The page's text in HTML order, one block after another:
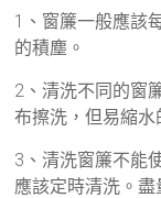
1、窗簾一般應該
的積塵。
2、清洗不同的窗
布擦洗，但易縮水
3、清洗窗簾不能
應該定時清洗。